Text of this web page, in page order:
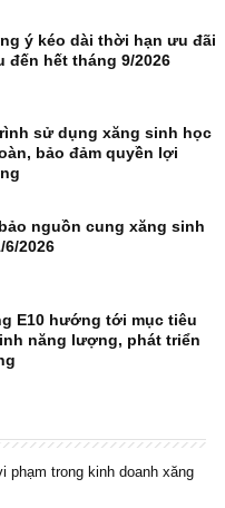
ý kéo dài thời hạn ưu đãi
đến hết tháng 9/2026
sử dụng xăng sinh học
bảo đảm quyền lợi
nguồn cung xăng sinh
2026
E10 hướng tới mục tiêu
năng lượng, phát triển
trong kinh doanh xăng